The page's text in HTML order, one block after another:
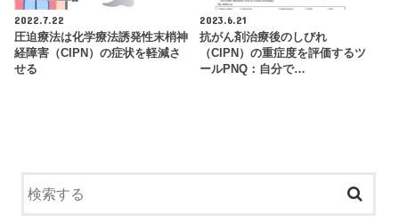
2022.7.22
圧迫療法は化学療法誘発性末梢神
経障害（CIPN）の症状を軽減さ
せる
2023.6.21
抗がん剤治療後のしびれ
（CIPN）の重症度を評価するツ
ールPNQ：自分で…